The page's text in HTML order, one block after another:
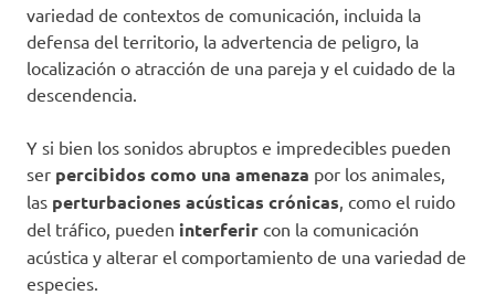
variedad de contextos de comunicación, incluida la
defensa del territorio, la advertencia de peligro, la
localización o atracción de una pareja y el cuidado de la
descendencia.
Y si bien los sonidos abruptos e impredecibles pueden
ser percibidos como una amenaza por los animales,
las perturbaciones acústicas crónicas, como el ruido
del tráfico, pueden interferir con la comunicación
acústica y alterar el comportamiento de una variedad de
especies.